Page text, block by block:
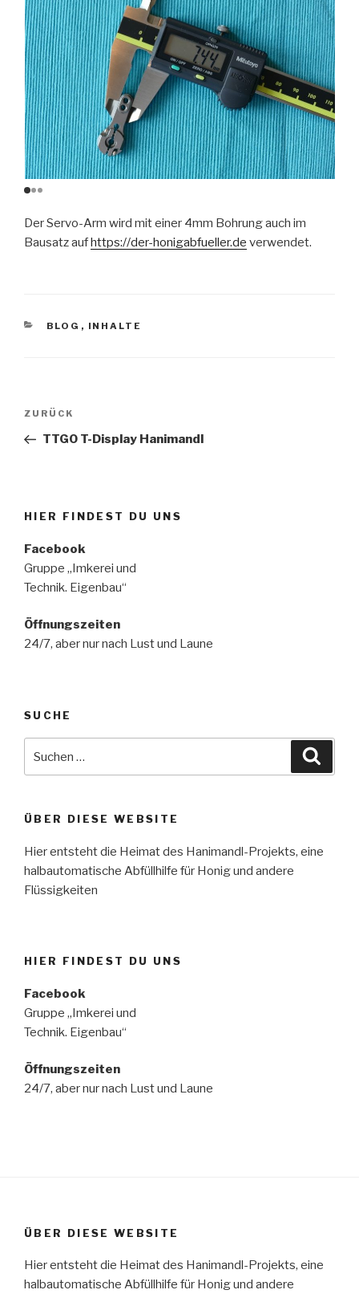
Der Servo-Arm wird mit einer 4mm Bohrung auch im
Bausatz aufhttps://der-honigabfueller.de verwendet.
KATEGORIEN
BLOG , INHALTE
Beitragsnavigation
Vorheriger
Beitrag
ZURÜCK
TTGO T-Display Hanimandl
HIER FINDEST DU UNS
Facebook
Gruppe „Imkerei und
Technik. Eigenbau“
Öffnungszeiten
24/7, aber nur nach Lust und Laune
SUCHE
nach:
ÜBER DIESE WEBSITE
Hier entsteht die Heimat des Hanimandl-Projekts, eine
halbautomatische Abfüllhilfe für Honig und andere
Flüssigkeiten
HIER FINDEST DU UNS
Facebook
Gruppe „Imkerei und
Technik. Eigenbau“
Öffnungszeiten
24/7, aber nur nach Lust und Laune
ÜBER DIESE WEBSITE
Hier entsteht die Heimat des Hanimandl-Projekts, eine
halbautomatische Abfüllhilfe für Honig und andere